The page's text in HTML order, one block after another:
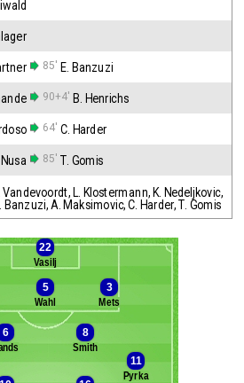
85' E. Banzuzi
90+4' B. Henrichs
64' C. Harder
85' T. Gomis
Vandevoordt, L. Klostermann, K. Nedeljkovic,
Banzuzi, A. Maksimovic,C. Harder,T. Gomis